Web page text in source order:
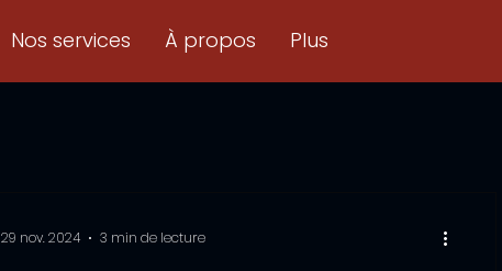
Nos services À propos Plus
29 nov. 2024 3 min de lecture